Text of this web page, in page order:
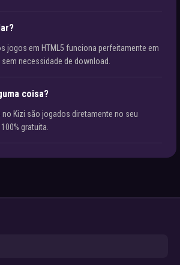
jogos em HTML5 funciona perfeitamente em
necessidade de download.
coisa?
Kizi são jogados diretamente no seu
gratuita.